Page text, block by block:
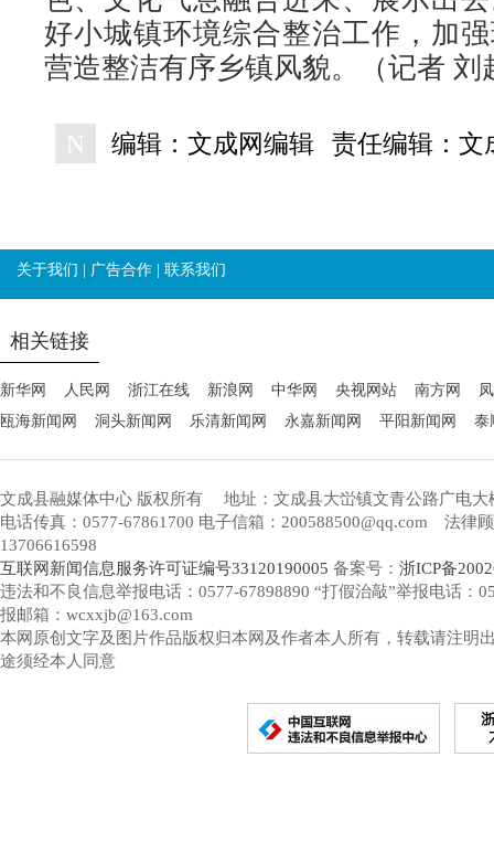
好小城镇环境综合整治工作，加
营造整洁有序乡镇风貌。（记者 刘
N 编辑：文成网编辑 责任编辑：文
关于我们 广告合作 联系我们
相关链接
新华网 人民网 浙江在线 新浪网 中华网 央视网站 南方网
瓯海新闻网
洞头新闻网 乐清新闻网 永嘉新闻网 平阳新闻网 泰
文成县融媒体中心 版权所有
地址：文成县大峃镇文青公路广电大
电话传真：0577-67861700 电子信箱：200588500@qq.com 法律
13706616598
互联网新闻信息服务许可证编号33120190005 备案号： 浙ICP备
违法和不良信息举报电话：0577-67898890 “打假治敲”举报电话：
报邮箱：wcxxjb@163.com
本网原创文字及图片作品版权归本网及作者本人所有，转载请注明
途须经本人同意